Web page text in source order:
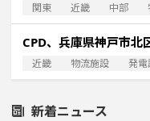
関東 近畿 中部
CPD、兵庫県神戸市北
近畿 物流施設 発電
新着ニュース